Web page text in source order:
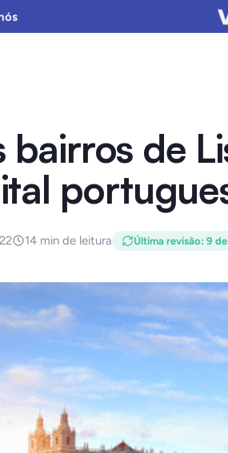
bairros de
14 min de leitura Última revisão: 9